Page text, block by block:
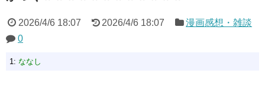
2026/4/6 18:07 2026/4/6 18:07
漫画感想・雑談
0
1: ななし